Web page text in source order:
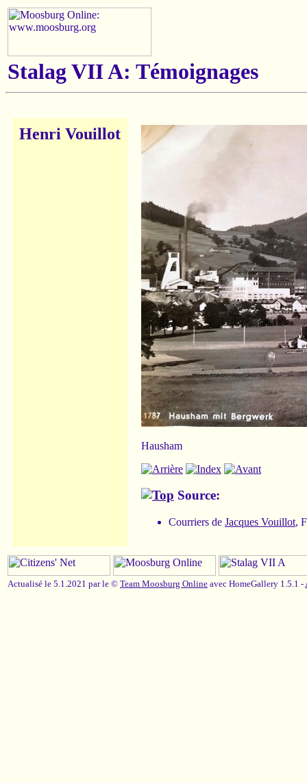
Stalag VII A: Témoignages
Henri Vouillot
Hausham
Source:
Courriers de Jacques Vouillot,
Actualisé le 5.1.2021 par le © Team Moosburg Online avec HomeGallery 1.5.1 -